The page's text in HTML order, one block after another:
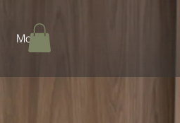
More